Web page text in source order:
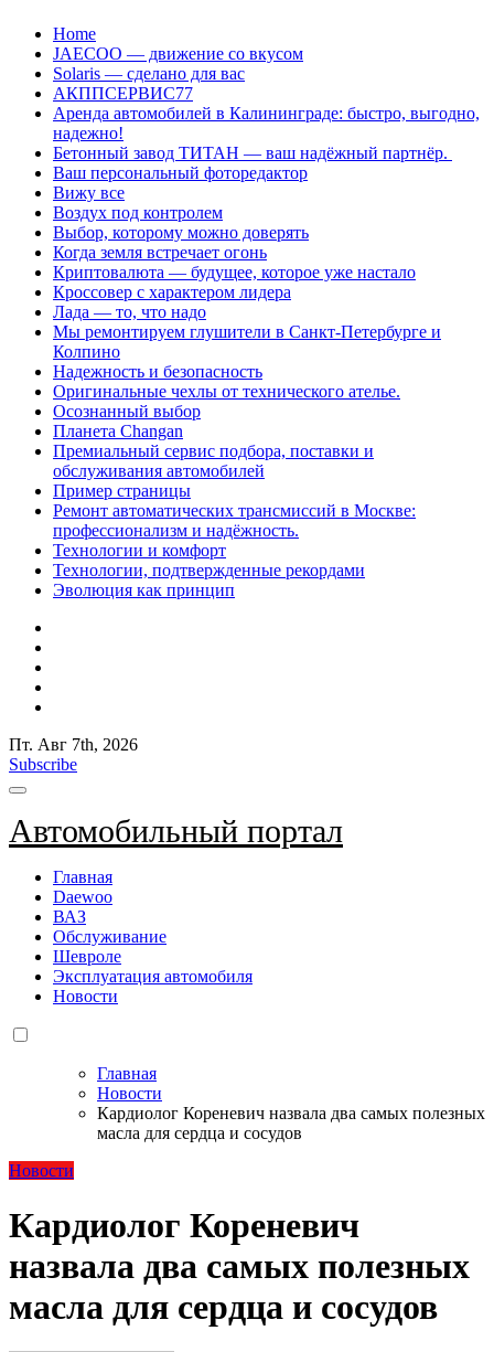
Перейти
содержанию
Home
JAECOO — движение со вкусом
Solaris — сделано для вас
АКППСЕРВИС77
Аренда автомобилей в Калининграде: быстро, выгодно,
надежно!
Бетонный завод ТИТАН — ваш надёжный партнёр.
Ваш персональный фоторедактор
Вижу все
Воздух под контролем
Выбор, которому можно доверять
Когда земля встречает огонь
Криптовалюта — будущее, которое уже настало
Кроссовер с характером лидера
Лада — то, что надо
Мы ремонтируем глушители в Санкт-Петербурге и
Колпино
Надежность и безопасность
Оригинальные чехлы от технического ателье.
Осознанный выбор
Планета Changan
Премиальный сервис подбора, поставки и
обслуживания автомобилей
Пример страницы
Ремонт автоматических трансмиссий в Москве:
профессионализм и надёжность.
Технологии и комфорт
Технологии, подтвержденные рекордами
Эволюция как принцип
Пт. Авг 7th, 2026
Subscribe
Автомобильный портал
Главная
Daewoo
ВАЗ
Обслуживание
Шевроле
Эксплуатация автомобиля
Новости
Главная
Новости
Кардиолог Кореневич назвала два самых полезных
масла для сердца и сосудов
Новости
Кардиолог Кореневич
назвала два самых полезных
масла для сердца и сосудов